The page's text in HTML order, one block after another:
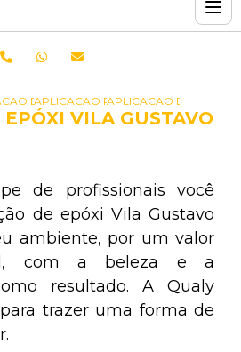
DE EPOXIS
APLICACAO RESINA EPOXI PISO
APLICACAO DE EPOXI
VILA GUSTAVO
de profissionais você
de epóxi Vila Gustavo
ambiente, por um valor
com a beleza e a
resultado. A Qualy
trazer uma forma de